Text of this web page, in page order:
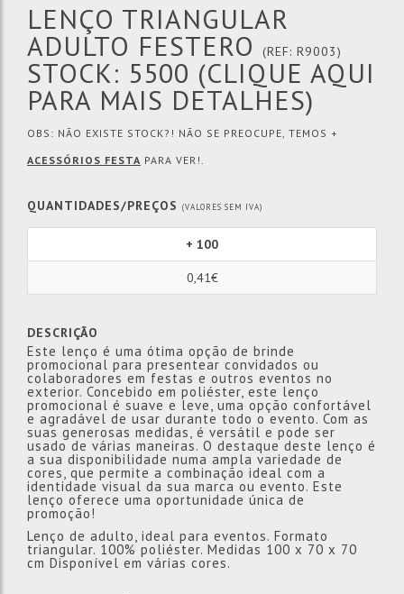
LENÇO TRIANGULAR
ADULTO FESTERO (REF: R9003)
STOCK: 5500 (CLIQUE AQUI
PARA MAIS DETALHES)
OBS: NÃO EXISTE STOCK?! NÃO SE PREOCUPE, TEMOS +
ACESSÓRIOS FESTA PARA VER!.
QUANTIDADES/PREÇOS (VALORES SEM IVA)
+ 100
0,41€
DESCRIÇÃO
Este lenço é uma ótima opção de brinde
promocional para presentear convidados ou
colaboradores em festas e outros eventos no
exterior. Concebido em poliéster, este lenço
promocional é suave e leve, uma opção confortável
e agradável de usar durante todo o evento. Com as
suas generosas medidas, é versátil e pode ser
usado de várias maneiras. O destaque deste lenço é
a sua disponibilidade numa ampla variedade de
cores, que permite a combinação ideal com a
identidade visual da sua marca ou evento. Este
lenço oferece uma oportunidade única de
promoção!
Lenço de adulto, ideal para eventos. Formato
triangular. 100% poliéster. Medidas 100 x 70 x 70
cm Disponível em várias cores.